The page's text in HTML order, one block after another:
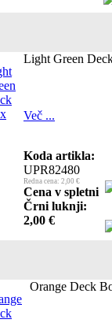
Light Green
Več ...
Koda artikla:
UPR82480
Redna cena: 2,00 €
Cena v spletni
Črni luknji:
2,00 €
Orange Deck